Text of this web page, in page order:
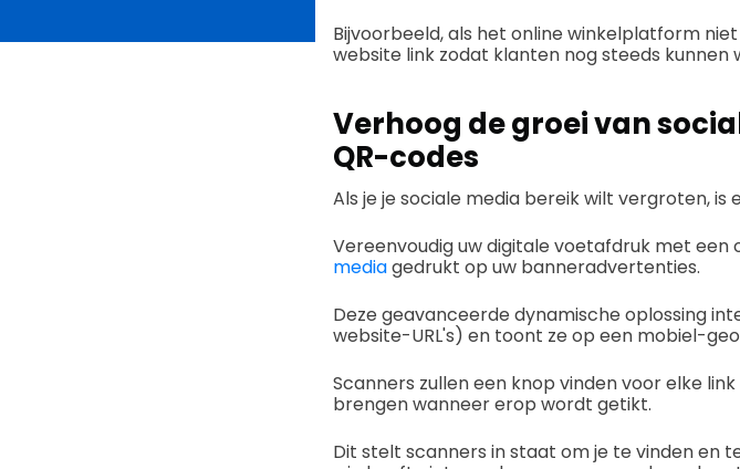
Bijvoorbeeld, als het online winkelplatform
website link zodat klanten nog steeds
Verhoog de groei van
QR-codes
Als je je sociale media bereik wilt vergroten, is
Vereenvoudig uw digitale voetafdruk met
mediagedrukt op uw banneradvertenties.
Deze geavanceerde dynamische oplossing
website-URL's) en toont ze op een mobiel-
Scanners zullen een knop vinden voor elke
brengen wanneer erop wordt getikt.
Dit stelt scanners in staat om je te vinden en